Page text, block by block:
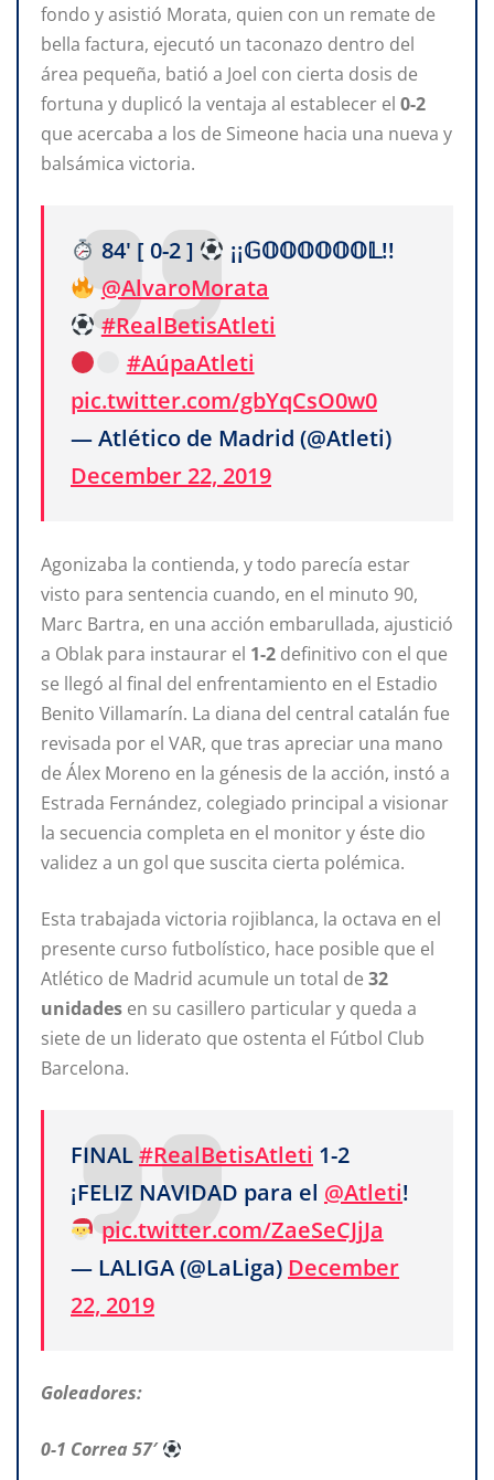
fondo y asistió Morata, quien con un remate de
bella factura, ejecutó un taconazo dentro del
área pequeña, batió a Joel con cierta dosis de
fortuna y duplicó la ventaja al establecer el 0-2
que acercaba a los de Simeone hacia una nueva y
balsámica victoria.
84' [ 0-2 ]
¡¡𝔾𝕆𝕆𝕆𝕆𝕆𝕆𝕃!!
@AlvaroMorata
#RealBetisAtleti
#AúpaAtleti
pic.twitter.com/gbYqCsO0w0
— Atlético de Madrid (@Atleti)
December 22, 2019
Agonizaba la contienda, y todo parecía estar
visto para sentencia cuando, en el minuto 90,
Marc Bartra, en una acción embarullada, ajustició
a Oblak para instaurar el 1-2 definitivo con el que
se llegó al final del enfrentamiento en el Estadio
Benito Villamarín. La diana del central catalán fue
revisada por el VAR, que tras apreciar una mano
de Álex Moreno en la génesis de la acción, instó a
Estrada Fernández, colegiado principal a visionar
la secuencia completa en el monitor y éste dio
validez a un gol que suscita cierta polémica.
Esta trabajada victoria rojiblanca, la octava en el
presente curso futbolístico, hace posible que el
Atlético de Madrid acumule un total de 32
unidades en su casillero particular y queda a
siete de un liderato que ostenta el Fútbol Club
Barcelona.
FINAL#RealBetisAtleti 1-2
¡FELIZ NAVIDAD para el @Atleti!
pic.twitter.com/ZaeSeCJjJa
— LALIGA (@LaLiga) December
22, 2019
Goleadores:
0-1 Correa 57′